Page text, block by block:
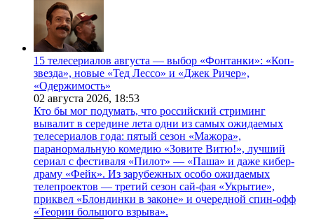
15 телесериалов августа — выбор «Фонтанки»: «Коп-
звезда», новые «Тед Лессо» и «Джек Ричер»,
«Одержимость»
02 августа 2026, 18:53
Кто бы мог подумать, что российский стриминг
вывалит в середине лета одни из самых ожидаемых
телесериалов года: пятый сезон «Мажора»,
паранормальную комедию «Зовите Витю!», лучший
сериал с фестиваля «Пилот» — «Паша» и даже кибер-
драму «Фейк». Из зарубежных особо ожидаемых
телепроектов — третий сезон сай-фая «Укрытие»,
приквел «Блондинки в законе» и очередной спин-офф
«Теории большого взрыва».